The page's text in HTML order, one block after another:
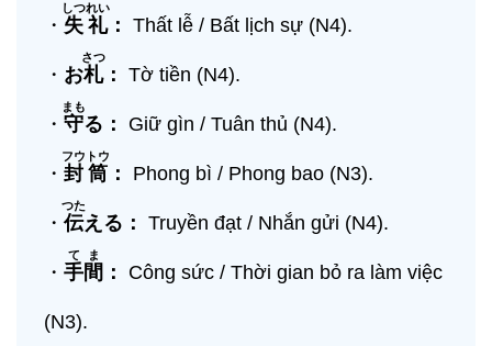
・ 失礼
しつれい
： Thất lễ / Bất lịch sự (N4).
・ お札
さつ
： Tờ tiền (N4).
・ 守
まも
る： Giữ gìn / Tuân thủ (N4).
・ 封筒
フウトウ
： Phong bì / Phong bao (N3).
・伝
つた
える： Truyền đạt / Nhắn gửi (N4).
・ 手間
てま
： Công sức / Thời gian bỏ ra làm việc
(N3).